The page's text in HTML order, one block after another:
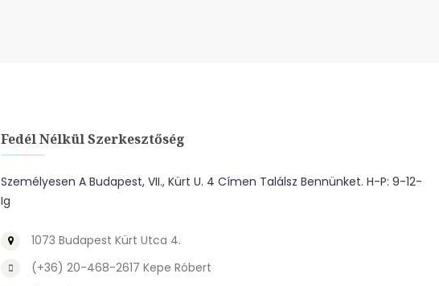
Fedél Nélkül Szerkesztőség
Személyesen A Budapest, VII., Kürt U. 4 Címen Találsz Bennünket. H-P: 9-12-
Ig
1073 Budapest Kürt Utca 4.
(+36) 20-468-2617 Kepe Róbert